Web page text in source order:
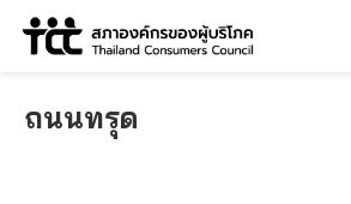
Skip
ถนนทรุด